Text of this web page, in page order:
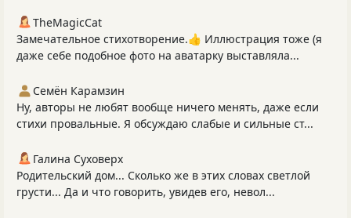
TheMagicCat
Замечательное стихотворение.👍 Иллюстрация тоже (я
даже себе подобное фото на аватарку выставляла...
Семён Карамзин
Ну, авторы не любят вообще ничего менять, даже если
стихи провальные. Я обсуждаю слабые и сильные ст...
Галина Суховерх
Родительский дом... Сколько же в этих словах светлой
грусти... Да и что говорить, увидев его, невол...